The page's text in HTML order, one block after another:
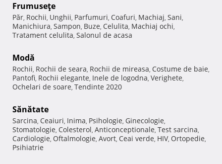
Frumuseţe
Păr, Rochii, Unghii, Parfumuri, Coafuri, Machiaj, Sani,
Manichiura, Sampon, Buze, Celulita, Machiaj ochi,
Tratament celulita, Salonul de acasa
Modă
Rochii, Rochii de seara, Rochii de mireasa, Costume de baie,
Pantofi, Rochii elegante, Inele de logodna, Verighete,
Ochelari de soare, Tendinte 2020
Sănătate
Sarcina, Ceaiuri, Inima, Psihologie, Ginecologie,
Stomatologie, Colesterol, Anticonceptionale, Test sarcina,
Cardiologie, Oftalmologie, Avort, Ceai verde, HIV, Ortopedie,
Psihiatrie